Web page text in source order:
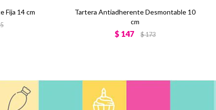
Fija 14 cm
Tartera Antiadherente Desmontable 10
cm
$ 147 $173